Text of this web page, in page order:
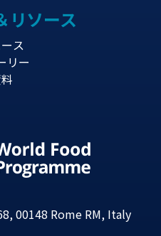
リソース
ス
リー
00148 Rome RM, Italy